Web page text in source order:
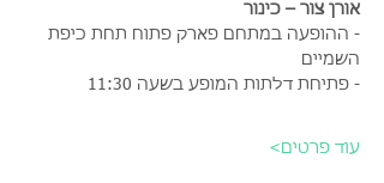
אורן צור – כינור
- ההופעה במתחם פארק פתוח תחת כיפת
השמיים
- פתיחת דלתות המופע בשעה 11:30
עוד פרטים>